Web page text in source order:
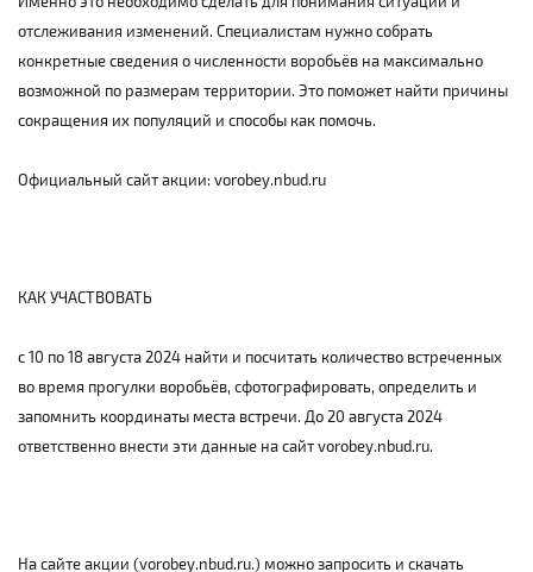
отслеживания изменений. Специалистам нужно собрать
конкретные сведения о численности воробьёв на максимально
возможной по размерам территории. Это поможет найти причины
сокращения их популяций и способы как помочь.
Официальный сайт акции: vorobey.nbud.ru
КАК УЧАСТВОВАТЬ
с 10 по 18 августа 2024 найти и посчитать количество встреченных
во время прогулки воробьёв, сфотографировать, определить и
запомнить координаты места встречи. До 20 августа 2024
ответственно внести эти данные на сайт vorobey.nbud.ru.
На сайте акции (vorobey.nbud.ru.) можно запросить и скачать